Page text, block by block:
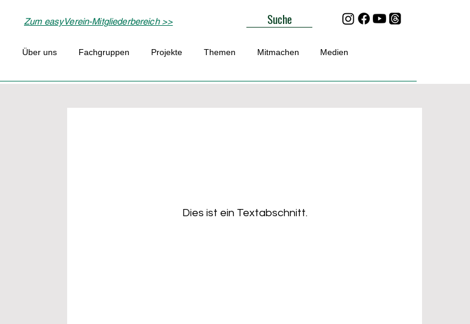
Zum easyVerein-Mitgliederbereich >> Suche
Über uns Fachgruppen Projekte Themen Mitmachen Medien
Dies ist ein Textabschnitt.